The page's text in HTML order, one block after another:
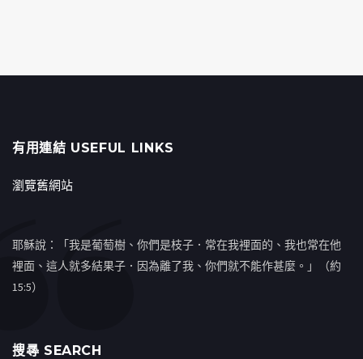
有用連結 USEFUL LINKS
瀏覽舊網站
耶穌說：「我是葡萄樹、你們是枝子．常在我裡面的、我也常在他
裡面、這人就多結果子．因為離了我、你們就不能作甚麼。」（約
15:5）
搜㝷 SEARCH